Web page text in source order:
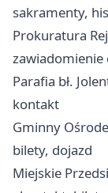
sakramenty,
Prokuratura
Parafia bł.
kontakt
Gminny
bilety, dojazd
Miejskie